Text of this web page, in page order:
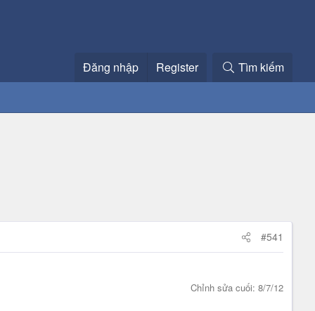
Đăng nhập Register Tìm kiếm
#541
Chỉnh sửa cuối: 8/7/12